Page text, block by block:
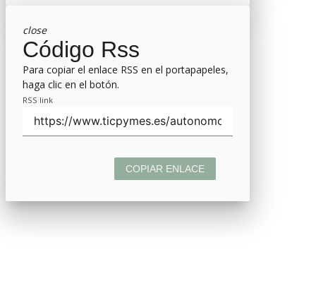
close
Código Rss
Para copiar el enlace RSS en el portapapeles,
haga clic en el botón.
RSS link
COPIAR ENLACE